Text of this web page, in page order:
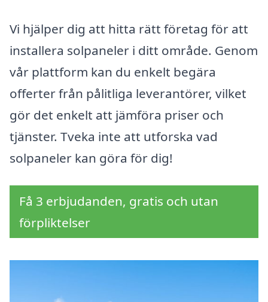
Vi hjälper dig att hitta rätt företag för att
installera solpaneler i ditt område. Genom
vår plattform kan du enkelt begära
offerter från pålitliga leverantörer, vilket
gör det enkelt att jämföra priser och
tjänster. Tveka inte att utforska vad
solpaneler kan göra för dig!
Få 3 erbjudanden, gratis och utan
förpliktelser